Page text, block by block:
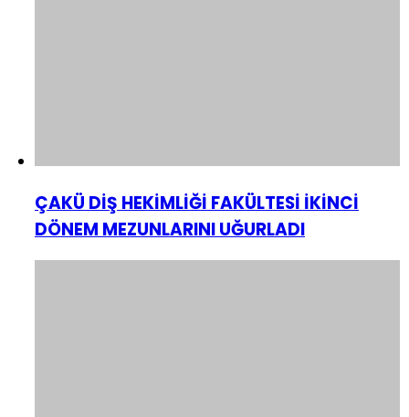
ÇAKÜ DİŞ HEKİMLİĞİ FAKÜLTESİ İKİNCİ
DÖNEM MEZUNLARINI UĞURLADI